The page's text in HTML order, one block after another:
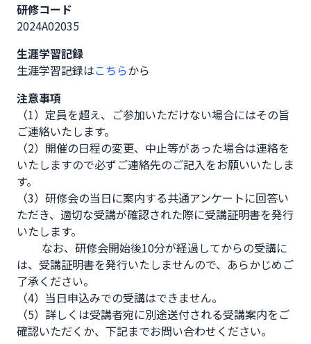
研修コード
2024A02035
生涯学習記録
生涯学習記録はこちらから
注意事項
（1）定員を超え、ご参加いただけない場合にはその旨
ご連絡いたします。
（2）開催の日程の変更、中止等があった場合は連絡を
いたしますので必ずご連絡先のご記入をお願いいたしま
す。
（3）研修会の当日に案内する共通アンケートに回答い
ただき、適切な受講が確認された際に受講証明書を発行
いたします。
は、受講証明書を発行いたしませんので、あらかじめご
了承ください。
（4）当日申込みでの受講はできません。
（5）詳しくは受講者宛に別途送付される受講案内をご
確認いただくか、下記までお問い合わせください。